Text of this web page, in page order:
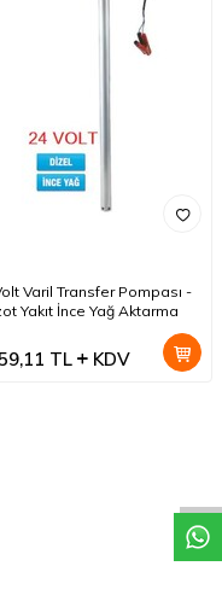
Varil Transfer Pompası -
Yakıt İnce Yağ Aktarma
TL KDV